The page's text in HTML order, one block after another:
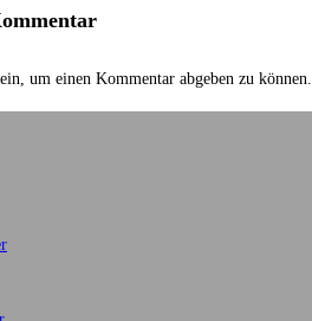
um einen Kommentar abgeben zu können.